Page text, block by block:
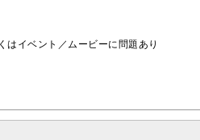
イベント／ムービーに問題あり